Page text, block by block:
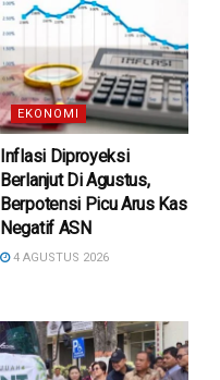
EKONOMI
Inflasi Diproyeksi
Berlanjut Di Agustus,
Berpotensi Picu Arus Kas
Negatif ASN
4 AGUSTUS 2026